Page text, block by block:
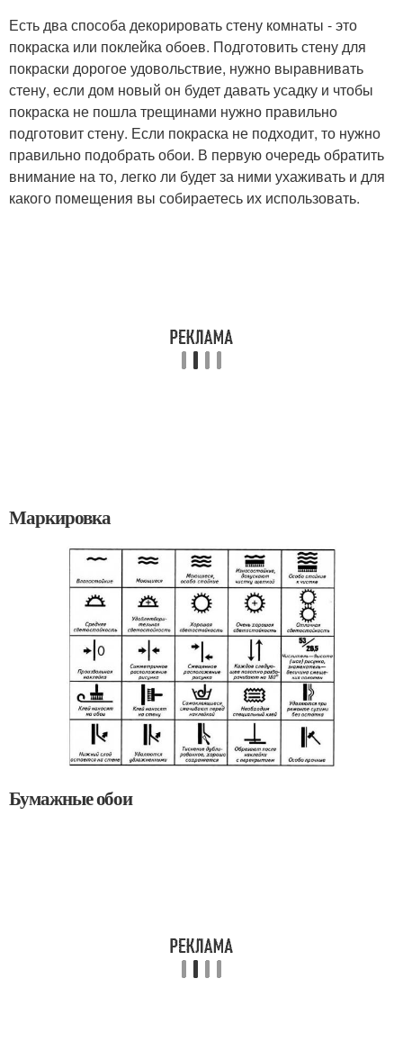
Есть два способа декорировать стену комнаты - это
покраска или поклейка обоев. Подготовить стену для
покраски дорогое удовольствие, нужно выравнивать
стену, если дом новый он будет давать усадку и чтобы
покраска не пошла трещинами нужно правильно
подготовит стену. Если покраска не подходит, то нужно
правильно подобрать обои. В первую очередь обратить
внимание на то, легко ли будет за ними ухаживать и для
какого помещения вы собираетесь их использовать.
Маркировка
Бумажные обои